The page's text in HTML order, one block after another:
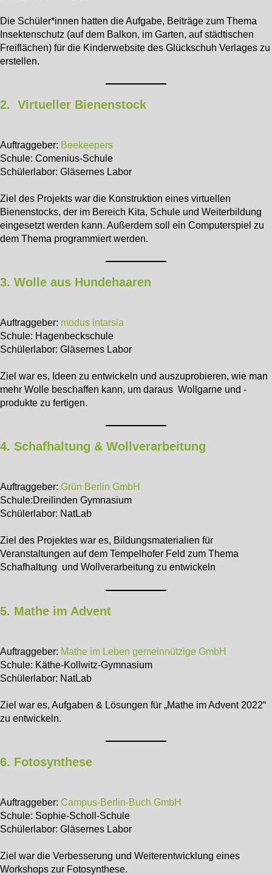
Die Schüler*innen hatten die Aufgabe, Beiträge zum Thema
Insektenschutz (auf dem Balkon, im Garten, auf städtischen
Freiflächen) für die Kinderwebsite des Glückschuh Verlages zu
erstellen.
2. Virtueller Bienenstock
Auftraggeber: Beekeepers
Schule: Comenius-Schule
Schülerlabor: Gläsernes Labor
Ziel des Projekts war die Konstruktion eines virtuellen
Bienenstocks, der im Bereich Kita, Schule und Weiterbildung
eingesetzt werden kann. Außerdem soll ein Computerspiel zu
dem Thema programmiert werden.
3. Wolle aus Hundehaaren
Auftraggeber: modus intarsia
Schule: Hagenbeckschule
Schülerlabor: Gläsernes Labor
Ziel war es, Ideen zu entwickeln und auszuprobieren, wie man
mehr Wolle beschaffen kann, um daraus Wollgarne und -
produkte zu fertigen.
4. Schafhaltung & Wollverarbeitung
Auftraggeber: Grün Berlin GmbH
Schule:Dreilinden Gymnasium
Schülerlabor: NatLab
Ziel des Projektes war es, Bildungsmaterialien für
Veranstaltungen auf dem Tempelhofer Feld zum Thema
Schafhaltung und Wollverarbeitung zu entwickeln
5. Mathe im Advent
Auftraggeber: Mathe im Leben gemeinnützige GmbH
Schule: Käthe-Kollwitz-Gymnasium
Schülerlabor: NatLab
Ziel war es, Aufgaben & Lösungen für „Mathe im Advent 2022“
zu entwickeln.
6. Fotosynthese
Auftraggeber: Campus-Berlin-Buch GmbH
Schule: Sophie-Scholl-Schule
Schülerlabor: Gläsernes Labor
Ziel war die Verbesserung und Weiterentwicklung eines
Workshops zur Fotosynthese.